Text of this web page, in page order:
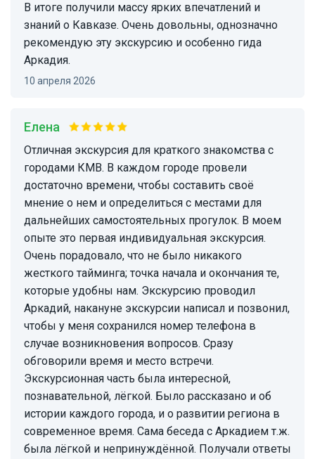
В итоге получили массу ярких впечатлений и
знаний о Кавказе. Очень довольны, однозначно
рекомендую эту экскурсию и особенно гида
Аркадия.
10 апреля 2026
Елена
Отличная экскурсия для краткого знакомства с
городами КМВ. В каждом городе провели
достаточно времени, чтобы составить своё
мнение о нем и определиться с местами для
дальнейших самостоятельных прогулок. В моем
опыте это первая индивидуальная экскурсия.
Очень порадовало, что не было никакого
жесткого тайминга; точка начала и окончания те,
которые удобны нам. Экскурсию проводил
Аркадий, накануне экскурсии написал и позвонил,
чтобы у меня сохранился номер телефона в
случае возникновения вопросов. Сразу
обговорили время и место встречи.
Экскурсионная часть была интересной,
познавательной, лёгкой. Было рассказано и об
истории каждого города, и о развитии региона в
современное время. Сама беседа с Аркадием т.ж.
была лёгкой и непринуждённой. Получали ответы